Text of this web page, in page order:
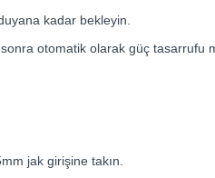
kadar bekleyin.
otomatik olarak güç tasarrufu
jak girişine takın.